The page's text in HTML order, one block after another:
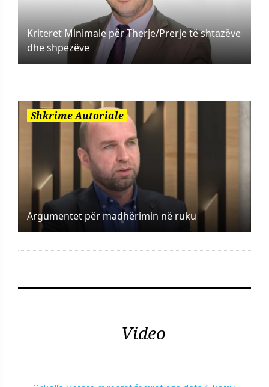
Kriteret Minimale për Therje/Prerje të shtazëve
dhe shpezëve
Shkrime Autoriale
Argumentet për madhërimin në ruku
Video